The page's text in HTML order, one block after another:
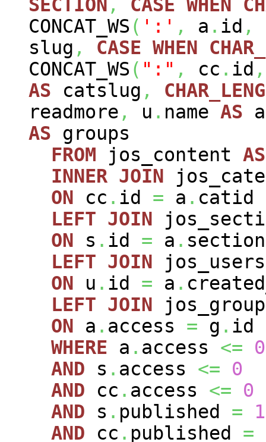
SECTION , CASE WHEN
CONCAT_WS( ':' , a . id ,
slug , CASE WHEN
CONCAT_WS( ":" , cc . id ,
AS catslug ,
readmore , u . name AS
AS groups
FROM jos_content AS
INNER JOIN
ON cc . id = a . catid
LEFT JOIN
ON s . id = a .
LEFT JOIN
ON u . id = a .
LEFT JOIN
ON a . access = g . id
WHERE a . access <=
0
AND s . access <=
0
AND cc . access <=
0
AND s . published =
1
AND cc . published =